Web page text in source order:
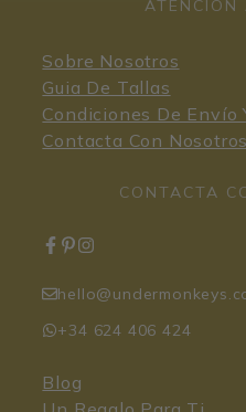
ATENCIÓN
Sobre Nosotros
Guia De Tallas
Condiciones De Envío
Contacta Con Nosotros
CONTACTA
+34 624 406 424
Blog